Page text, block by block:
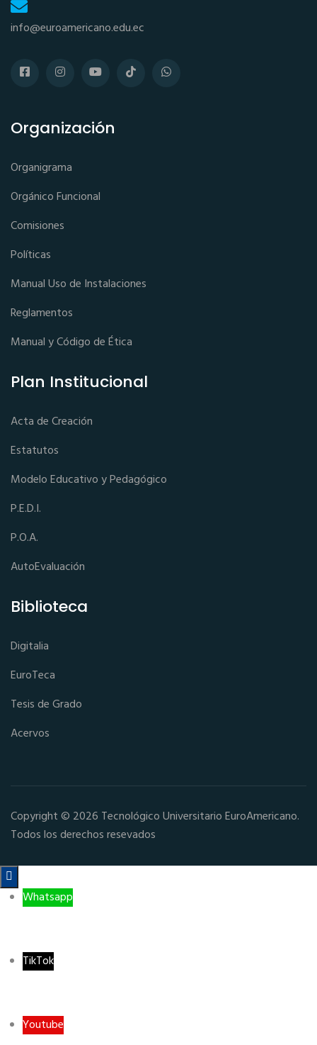
info@euroamericano.edu.ec
Organización
Organigrama
Orgánico Funcional
Comisiones
Políticas
Manual Uso de Instalaciones
Reglamentos
Manual y Código de Ética
Plan Institucional
Acta de Creación
Estatutos
Modelo Educativo y Pedagógico
P.E.D.I.
P.O.A.
AutoEvaluación
Biblioteca
Digitalia
EuroTeca
Tesis de Grado
Acervos
Copyright © 2026 Tecnológico Universitario EuroAmericano.
Todos los derechos resevados

Whatsapp
TikTok
Youtube